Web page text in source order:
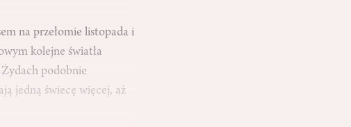
na przełomie listopada i
kolejne światła
podobnie
jedną świecę więcej, aż